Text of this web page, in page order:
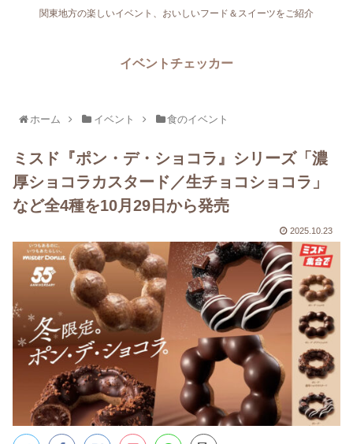
関東地方の楽しいイベント、おいしいフード＆スイーツをご紹介
イベントチェッカー
ホーム イベント 食のイベント
ミスド『ポン・デ・ショコラ』シリーズ「濃
厚ショコラカスタード／生チョコショコラ」
など全4種を10月29日から発売
2025.10.23